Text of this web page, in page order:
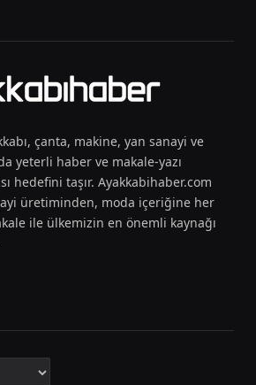
çanta, makine, yan sanayi ve
yeterli haber ve makale-yazı
hedefini taşır. Ayakkabihaber.com
üretiminden, moda içeriğine her
ile ülkemizin en önemli kaynağı